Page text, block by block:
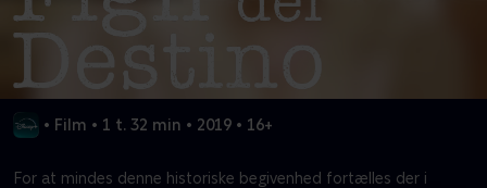
• Film • 1 t. 32 min • 2019 • 16+
For at mindes denne historiske begivenhed fortælles der i